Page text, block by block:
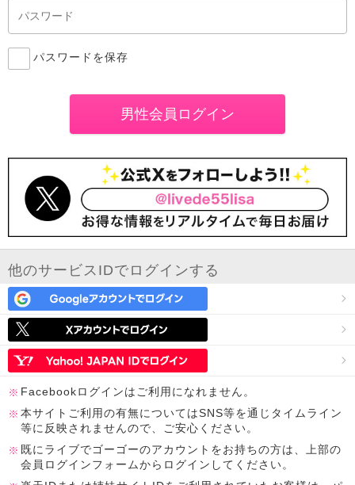
パスワードを保存
他のサービスIDでログインする
Facebookログインはご利用になれません。
本サイトご利用の有無についてはSNS等を通じタイムライン
等に反映されませんので、ご安心ください。
既にライブでゴーゴーのアカウントをお持ちの方は、上部の
会員ログインフォームからログインしてください。